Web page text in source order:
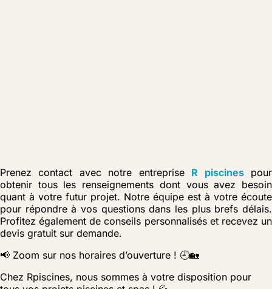
Prenez contact avec notre entreprise R piscinespour
obtenir tous les renseignements dont vous avez besoin
quant à votre futur projet. Notre équipe est à votre écoute
pour répondre à vos questions dans les plus brefs délais.
Profitez également de conseils personnalisés et recevez un
devis gratuit sur demande.
📢 Zoom sur nos horaires d’ouverture ! 🕘🏡
Chez Rpiscines, nous sommes à votre disposition pour